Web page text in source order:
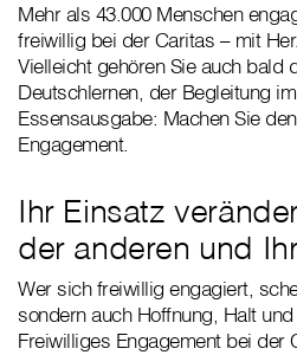
Mehr als 43.000 Menschen
freiwillig bei der Caritas – mit
Vielleicht gehören Sie auch bald
Deutschlernen, der Begleitung
Essensausgabe: Machen Sie
Engagement.
Ihr Einsatz
der anderen und
Wer sich freiwillig engagiert,
sondern auch Hoffnung, Halt
Freiwilliges Engagement bei der